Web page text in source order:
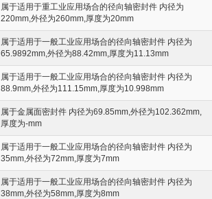
属于适用于重工业应用场合的径向轴密封件 内径为
220mm,外径为260mm,厚度为20mm
属于适用于一般工业应用场合的径向轴密封件 内径为
65.9892mm,外径为88.42mm,厚度为11.13mm
属于适用于一般工业应用场合的径向轴密封件 内径为
88.9mm,外径为111.15mm,厚度为10.998mm
属于金属面密封件 内径为69.85mm,外径为102.362mm,
厚度为-mm
属于适用于一般工业应用场合的径向轴密封件 内径为
35mm,外径为72mm,厚度为7mm
属于适用于一般工业应用场合的径向轴密封件 内径为
38mm,外径为58mm,厚度为8mm